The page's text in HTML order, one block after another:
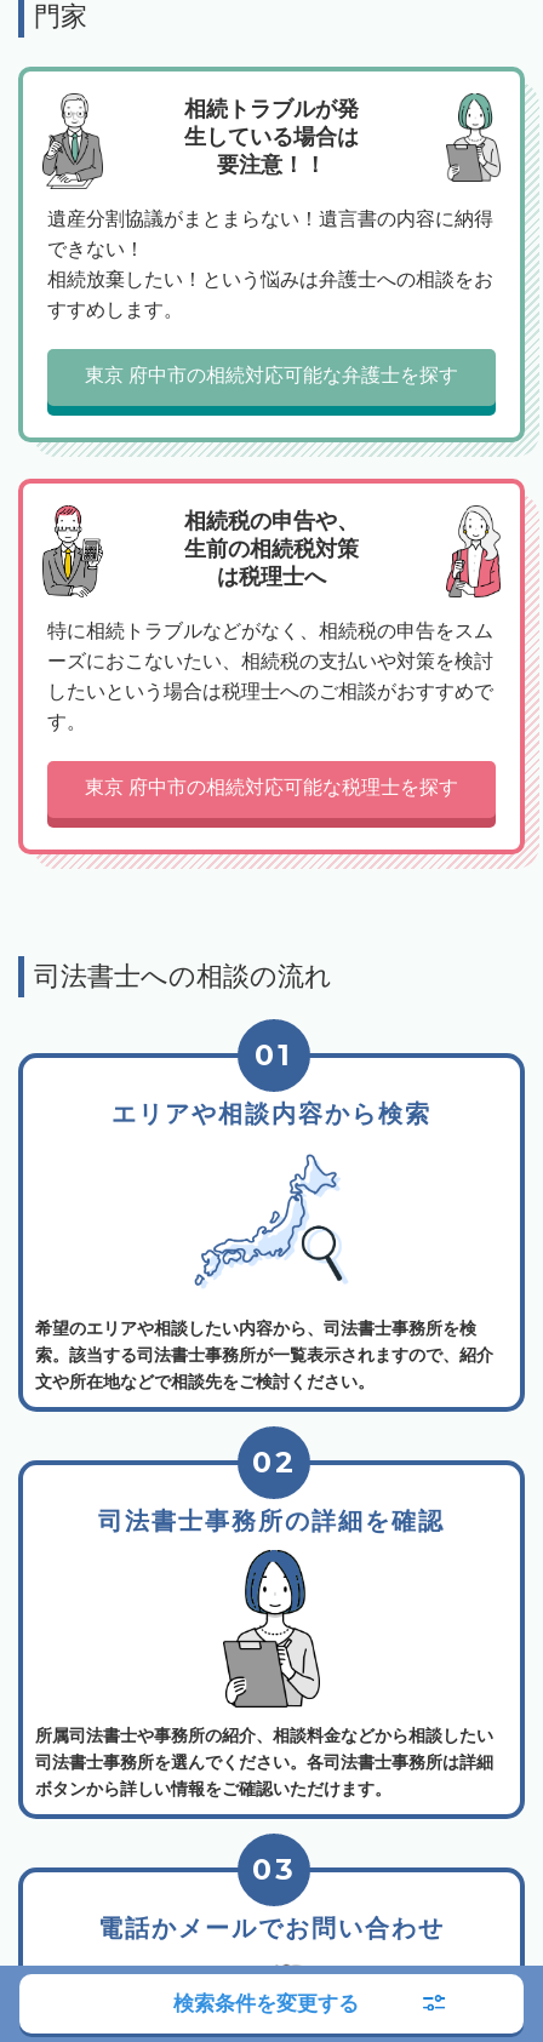
門家
相続トラブルが発
生している場合は
要注意！！
遺産分割協議がまとまらない！遺言書の内容に納得
できない！
相続放棄したい！という悩みは弁護士への相談をお
すすめします。
東京 府中市の相続対応可能な弁護士を探す
相続税の申告や、
生前の相続税対策
は税理士へ
特に相続トラブルなどがなく、相続税の申告をスム
ーズにおこないたい、相続税の支払いや対策を検討
したいという場合は税理士へのご相談がおすすめで
す。
東京 府中市の相続対応可能な税理士を探す
司法書士への相談の流れ
エリアや相談内容から検索
01
希望のエリアや相談したい内容から、司法書士事務所を検
索。該当する司法書士事務所が一覧表示されますので、紹介
文や所在地などで相談先をご検討ください。
司法書士事務所の詳細を確認
02
所属司法書士や事務所の紹介、相談料金などから相談したい
司法書士事務所を選んでください。各司法書士事務所は詳細
ボタンから詳しい情報をご確認いただけます。
電話かメールでお問い合わせ
03
検索条件を変更する